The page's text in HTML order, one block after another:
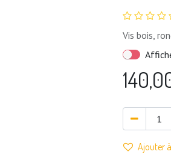
Vis bois,
Ajouter